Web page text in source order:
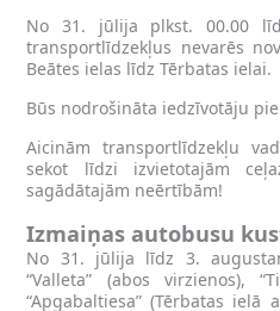
No 31. jūlija plkst. 00.00
transportlīdzekļus nevarēs
Beātes ielas līdz Tērbatas ielai.
Būs nodrošināta iedzīvotāju
Aicinām transportlīdzekļu
sekot līdzi izvietotajām
sagādātajām neērtībām!
Izmaiņas autobusu
No 31. jūlija līdz 3.
“Valleta” (abos virzienos),
“Apgabaltiesa” (Tērbatas ielā